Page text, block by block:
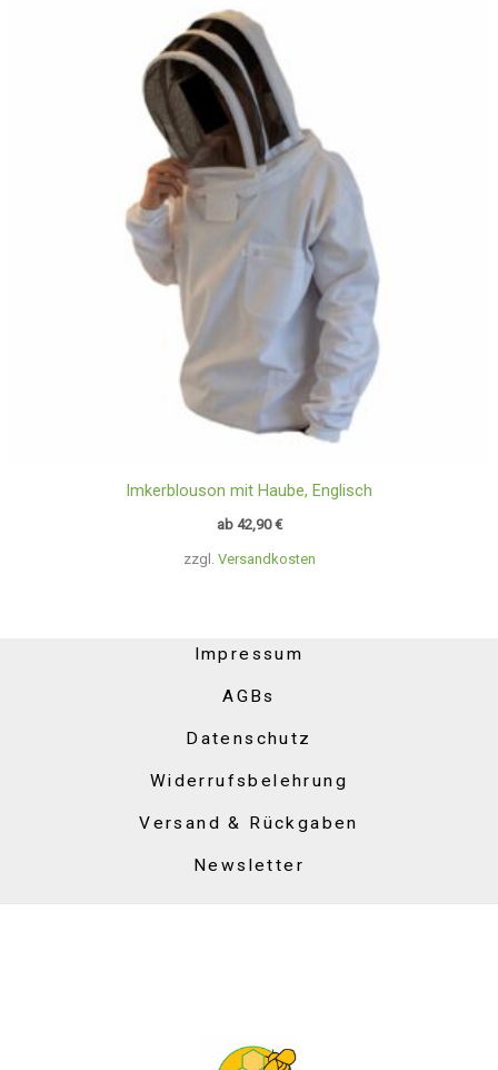
zzgl. Versandkosten
Imkerblouson mit Haube, Englisch
ab 42,90€
Impressum
AGBs
Datenschutz
Widerrufsbelehrung
Versand & Rückgaben
Newsletter